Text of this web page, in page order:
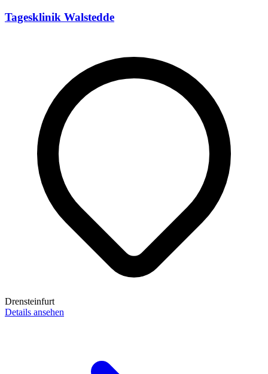
Tagesklinik Walstedde
Drensteinfurt
Details ansehen